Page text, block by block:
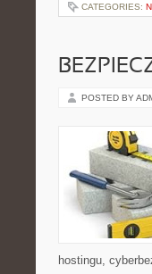
CATEGORIES:
POSTED BY
hostingu,